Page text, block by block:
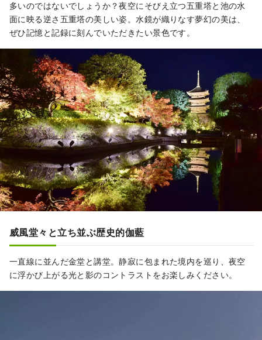
多いのではないでしょうか？夜空にそびえ立つ五重塔と池の水
面に映る逆さ五重塔の美しい姿。水鏡が織りなす夢幻の美は、
ぜひ記憶と記録に刻んでいただきたい景色です。
威風堂々と立ち並ぶ歴史的伽藍
一直線に並んだ金堂と講堂。静寂に包まれた境内を巡り、夜空
に浮かび上がる光と影のコントラストをお楽しみください。